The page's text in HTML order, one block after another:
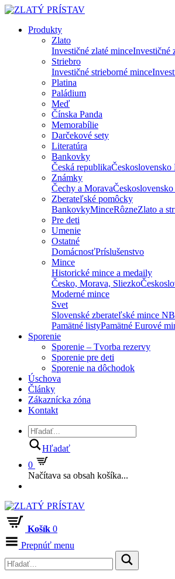
Produkty
Zlato
Investičné zlaté minceInvestičné
Striebro
Investičné strieborné mince
Platina
Paládium
Meď
Čínska Panda
Memorabílie
Darčekové sety
Literatúra
Bankovky
Česká republikaČeskoslovensko
Známky
Čechy a Morava
Zberateľské pomôcky
BankovkyMinceRôzneZlato a
Pre deti
Umenie
Ostatné
DomácnosťPríslušenstvo
Mince
Historické mince a medaily
Česko, Morava, Sliezko
Moderné mince
Svet
Slovenské zberateľské mince
Pamätné listyPamätné Eurové
Sporenie
Sporenie – Tvorba rezervy
Sporenie pre deti
Sporenie na dôchodok
Úschova
Články
Zákaznícka zóna
Kontakt
Hľadať
0
Načítava sa obsah košíka...
Košík 0
Prepnúť menu